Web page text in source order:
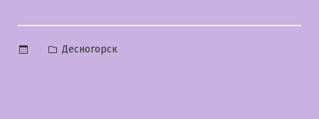
Опубликовано
Десногорск